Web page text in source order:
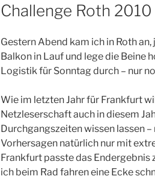
Challenge Roth 2010
Gestern Abend kam ich in Roth
Balkon in Lauf und lege die Beine
Logistik für Sonntag durch – nur
Wie im letzten Jahr für Frankfurt
Netzleserschaft auch in diesem
Durchgangszeiten wissen lassen
Vorhersagen natürlich nur mit
Frankfurt passte das Endergebnis
ich beim Rad fahren eine Ecke